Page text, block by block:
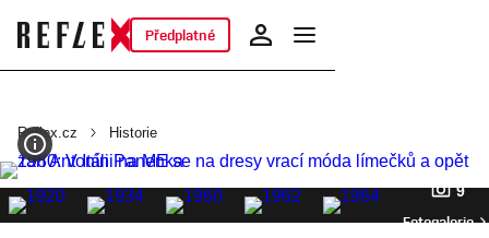
Předplatné
Reflex.cz Historie
9
Fotogalerie